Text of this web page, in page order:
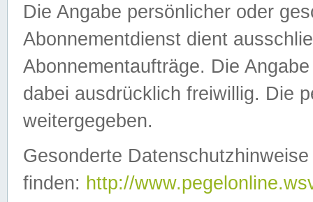
Die Angabe persönlicher oder
Abonnementdienst dient
Abonnementaufträge. Die
dabei ausdrücklich freiwillig. Die
weitergegeben.
Gesonderte
finden: http://